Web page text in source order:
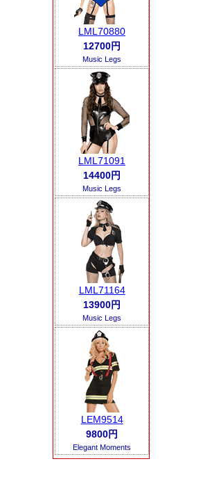
LML70880
12700円
Music Legs
LML71091
14400円
Music Legs
LML71164
13900円
Music Legs
LEM9514
9800円
Elegant Moments